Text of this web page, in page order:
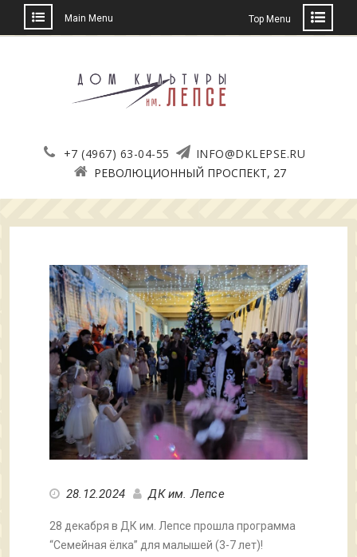
Main Menu Top Menu
+7 (4967) 63-04-55
INFO@DKLEPSE.RU
РЕВОЛЮЦИОННЫЙ ПРОСПЕКТ, 27
28.12.2024 ДК им. Лепсе
28 декабря в ДК им. Лепсе прошла программа
“Семейная ёлка” для малышей (3-7 лет)!